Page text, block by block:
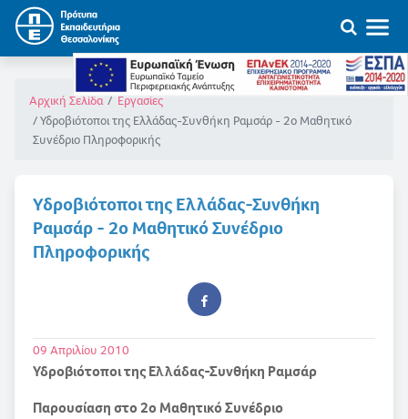
Αρχική Σελίδα
Εργασίες
Υδροβιότοποι της Ελλάδας-Συνθήκη Ραμσάρ - 2ο Μαθητικό
Συνέδριο Πληροφορικής
Υδροβιότοποι της Ελλάδας-Συνθήκη
Ραμσάρ - 2ο Μαθητικό Συνέδριο
Πληροφορικής
09 Απριλίου 2010
Υδροβιότοποι της Ελλάδας-Συνθήκη Ραμσάρ
Παρουσίαση στο 2ο Μαθητικό Συνέδριο